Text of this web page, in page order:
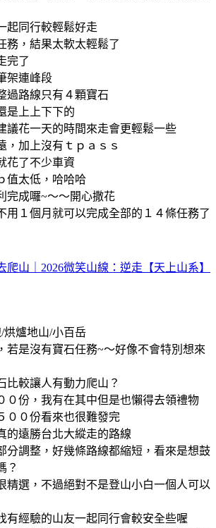
起同行較輕鬆好走
務，結果太軟太輕鬆了
完了
架連峰段
過路線只有４顆寶石
是上上下下的
議花一天的時間來走會更輕鬆一些
，加上沒有ｔｐａｓｓ
花了不少車資
值太低，哈哈哈
完成囉~～～開心撒花
用１個月就可以完成全部的１４條任務了
爬山｜2026微笑山線：逆走【天上山系】
烘爐地山/小百岳
若是沒有寶石任務~～好像不會特別想來
比較讓人有動力爬山？
０份，我有在其中但是也懶得去領禮物
００份看來也很難發完
的遠勝台北大縱走的路線
分調整，好幾條路線都縮短，看來是想鼓
？
精選，不過絕對不是登山小白一個人可以
有經驗的山友一起同行會較安全些喔